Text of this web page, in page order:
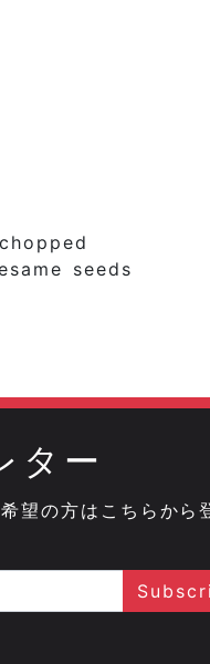
seeds
ター
望の方はこちらから